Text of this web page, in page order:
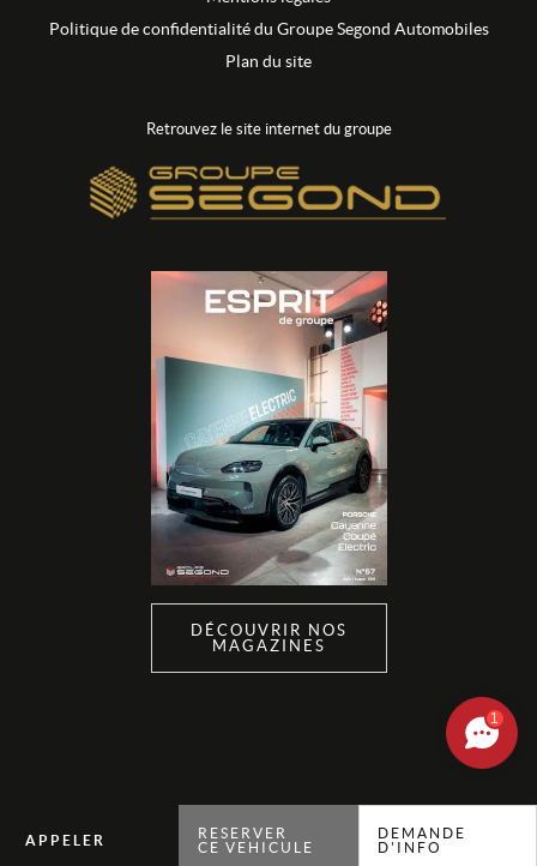
RESERVER
CE VEHICULE
DEMANDE
D'INFO
Politique de confidentialité du Groupe Segond Automobiles
Plan du site
Retrouvez le site internet du groupe
DÉCOUVRIR NOS
MAGAZINES
1